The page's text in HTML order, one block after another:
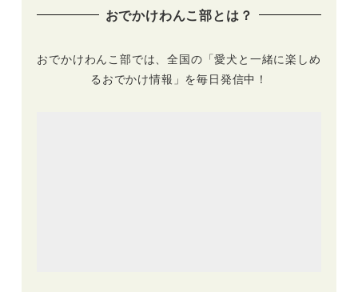
ーツカフェ） おでかけわんこ部とは？
おでかけわんこ部では、全国の「愛犬と一緒に楽しめ
るおでかけ情報」を毎日発信中！